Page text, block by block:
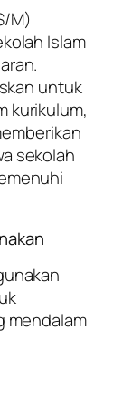
M)
Islam
untuk
kurikulum,
sekolah
mendalam